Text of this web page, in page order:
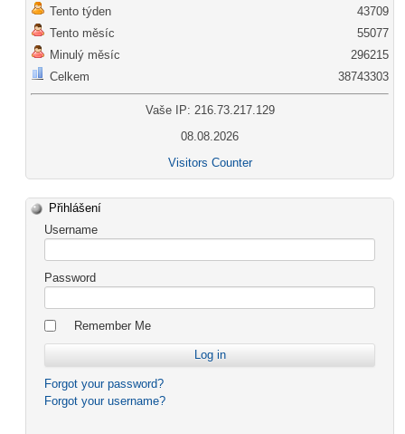
Tento týden
Tento měsíc
Minulý měsíc
Celkem
43709
55077
296215
38743303
Vaše IP: 216.73.217.129
08.08.2026
Visitors Counter
Přihlášení
Username
Password
Remember Me
Forgot your password?
Forgot your username?